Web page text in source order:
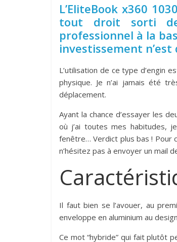
L’EliteBook x360
tout droit sorti
professionnel à la
investissement
L’utilisation de ce type d’engin
physique. Je n’ai jamais été
déplacement.
Ayant la chance d’essayer les
où j’ai toutes mes habitudes,
fenêtre… Verdict plus bas ! Pour
n’hésitez pas à envoyer un mail
Il faut bien se l’avouer, au
enveloppe en aluminium au
Ce mot “hybride” qui fait plutôt